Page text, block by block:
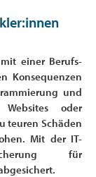
einer Berufs-
Konsequenzen
und
oder
teuren Schäden
Mit der IT-
für